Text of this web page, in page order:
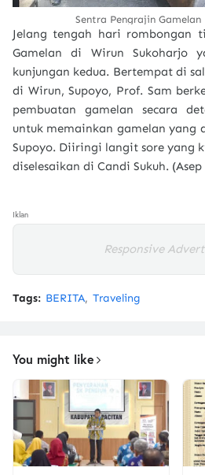
Sentra Pengrajin Gamelan
Jelang tengah hari rombongan
Gamelan di Wirun Sukoharjo
kunjungan kedua. Bertempat di
di Wirun, Supoyo, Prof. Sam
pembuatan gamelan secara
untuk memainkan gamelan yang
Supoyo. Diiringi langit sore yang
diselesaikan di Candi Sukuh. (Asep
Iklan
Responsive
Tags: BERITA Traveling
You might like